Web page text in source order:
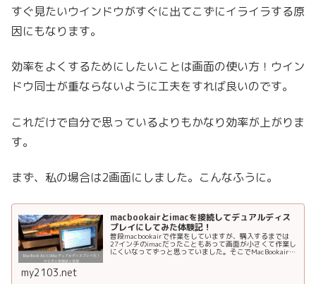
すぐ見たいウインドウがすぐに出てこずにイライラする原
因にもなります。
効率をよくするためにしたいことは画面の使い方！ウイン
ドウ同士が重ならないように工夫をすれば良いのです。
これだけで自分で思っているよりもかなり効率が上がりま
す。
まず、私の場合は2画面にしました。こんなふうに。
macbookairとimacを接続してデュアルディス
プレイにしてみた体験記！
普段macbookairで作業をしていますが、購入するまでは
27インチのimacだったこともあって画面が小さくて作業し
にくいなってずっと思っていました。そこでMacBookairと
my2103.net